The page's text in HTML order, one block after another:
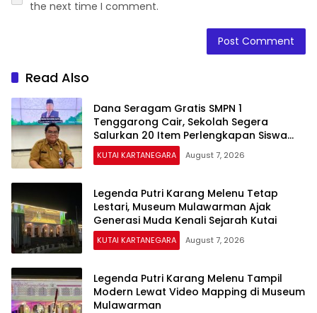
the next time I comment.
Read Also
Dana Seragam Gratis SMPN 1
Tenggarong Cair, Sekolah Segera
Salurkan 20 Item Perlengkapan Siswa
Baru
KUTAI KARTANEGARA August 7, 2026
Legenda Putri Karang Melenu Tetap
Lestari, Museum Mulawarman Ajak
Generasi Muda Kenali Sejarah Kutai
KUTAI KARTANEGARA August 7, 2026
Legenda Putri Karang Melenu Tampil
Modern Lewat Video Mapping di Museum
Mulawarman